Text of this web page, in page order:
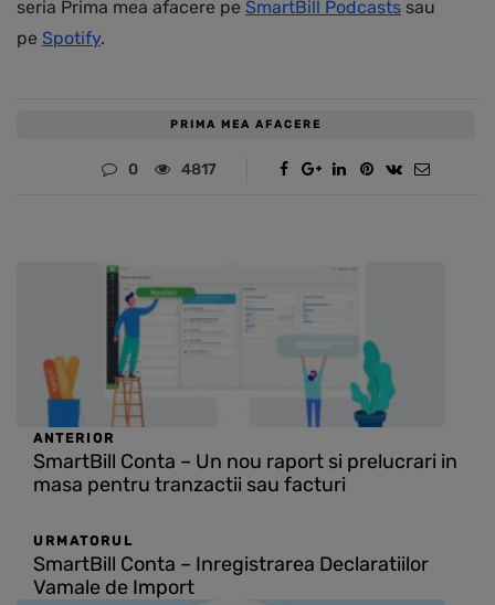
seria Prima mea afacere pe SmartBill Podcasts sau
pe Spotify.
PRIMA MEA AFACERE
0 4817
ANTERIOR
SmartBill Conta – Un nou raport si prelucrari in
masa pentru tranzactii sau facturi
URMATORUL
SmartBill Conta – Inregistrarea Declaratiilor
Vamale de Import